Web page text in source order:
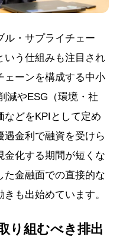
ル・サプライチェー
いう仕組みも注目され
ェーンを構成する中小
減やESG（環境・社
などをKPIとして定め
遇金利で融資を受けら
金化する期間が短くな
た金融面での直接的な
も出始めています。
り組むべき排出